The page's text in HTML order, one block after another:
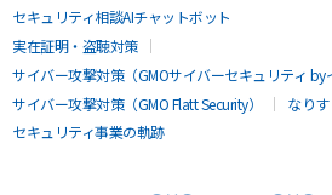
セキュリティ相談AIチャットボット
実在証明・盗聴対策
サイバー攻撃対策（GMOサイバーセキュリティ by
サイバー攻撃対策（GMO Flatt Security）
なり
セキュリティ事業の軌跡